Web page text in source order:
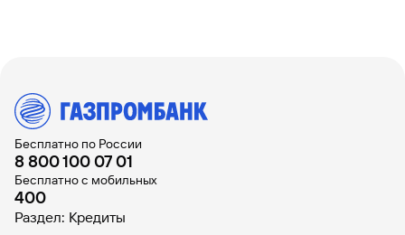
Бесплатно по России
8 800 100 07 01
Бесплатно с мобильных
400
Раздел: Кредиты